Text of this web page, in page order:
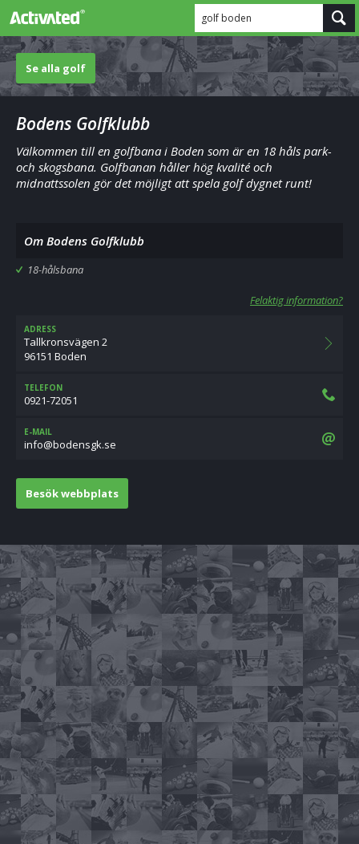
golf boden
Se alla golf
Bodens Golfklubb
Välkommen till en golfbana i Boden som är en 18 håls park-
och skogsbana. Golfbanan håller hög kvalité och
midnattssolen gör det möjligt att spela golf dygnet runt!
Om Bodens Golfklubb
18-hålsbana
Felaktig information?
ADRESS
Tallkronsvägen 2
96151 Boden
TELEFON
0921-72051
E-MAIL
es.kgsnedob@ofni
Besök webbplats